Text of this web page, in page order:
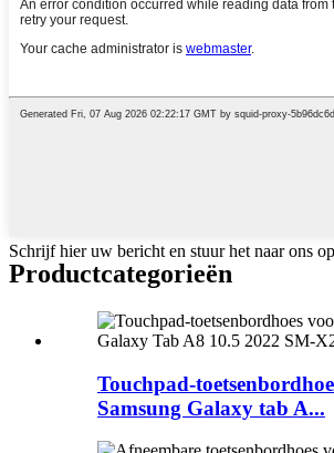
Schrijf hier uw bericht en stuur het naar ons op
Productcategorieën
Touchpad-
Samsung Galaxy tab A...